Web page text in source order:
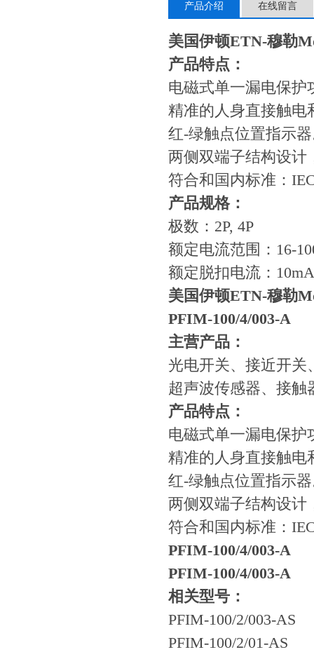
产品介绍 在线留言
美国伊顿ETN-穆勒
产品特点：
电磁式单一漏电保护
精准的人身直接触电
红-绿触点位置指示
两侧双端子结构设计
符合和国内标准：
产品规格：
极数：2P, 4P
额定电流范围：16-
额定脱扣电流：
美国伊顿ETN-穆勒
PFIM-100/4/003-A
​主营产品：
光电开关、接近开关
超声波传感器、接触
产品特点：
电磁式单一漏电保护
精准的人身直接触电
红-绿触点位置指示
两侧双端子结构设计
符合和国内标准：
PFIM-100/4/003-A
PFIM-100/4/003-A
相关型号：
PFIM-100/2/003-AS
PFIM-100/2/01-AS